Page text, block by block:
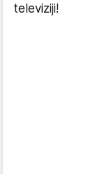
televiziji!